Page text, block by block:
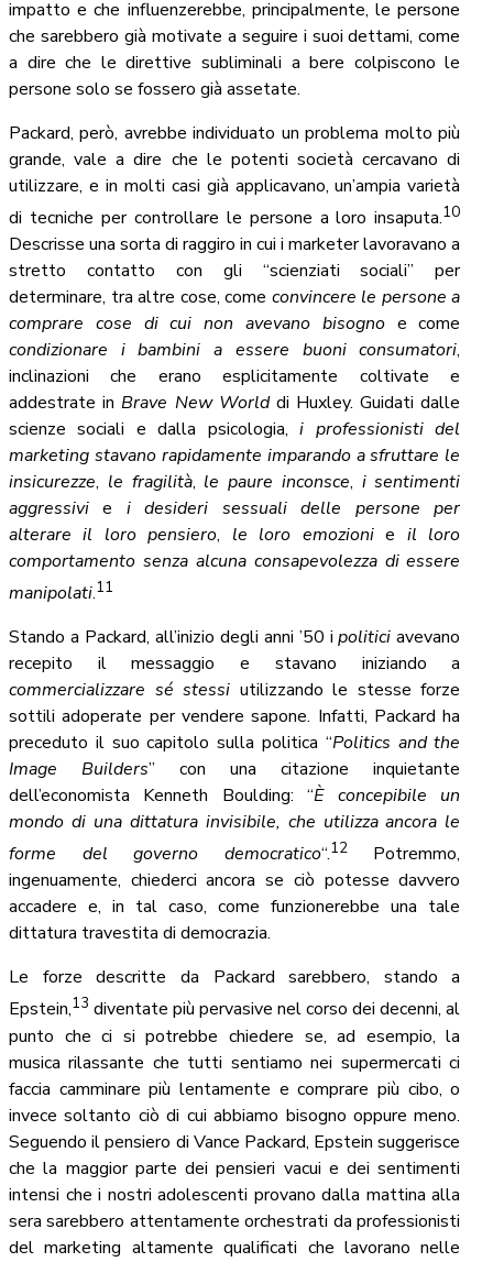
impatto e che influenzerebbe, principalmente, le persone
che sarebbero già motivate a seguire i suoi dettami, come
a dire che le direttive subliminali a bere colpiscono le
persone solo se fossero già assetate.
Packard, però, avrebbe individuato un problema molto più
grande, vale a dire che le potenti società cercavano di
utilizzare, e in molti casi già applicavano, un’ampia varietà
di tecniche per controllare le persone a loro insaputa.10
Descrisse una sorta di raggiro in cui i marketer lavoravano a
stretto contatto con gli “scienziati sociali” per
determinare, tra altre cose, come convincere le persone a
comprare cose di cui non avevano bisognoe come
condizionare i bambini a essere buoni consumatori,
inclinazioni che erano esplicitamente coltivate e
addestrate inBrave New Worlddi Huxley. Guidati dalle
scienze sociali e dalla psicologia,i professionisti del
marketing stavano rapidamente imparando a sfruttare le
insicurezze, le fragilità, le paure inconsce, i sentimenti
aggressivi e i desideri sessuali delle persone per
alterare il loro pensiero, le loro emozionie il loro
comportamento senza alcuna consapevolezza di essere
manipolati.11
Stando a Packard, all’inizio degli anni ’50 ipoliticiavevano
recepito il messaggio e stavano iniziando a
commercializzare sé stessi utilizzando le stesse forze
sottili adoperate per vendere sapone. Infatti, Packard ha
preceduto il suo capitolo sulla politica “Politics and the
Image Builders” con una citazione inquietante
dell’economista Kenneth Boulding: “È concepibile un
mondo di una dittatura invisibile, che utilizza ancora le
forme del governo democratico“.12Potremmo,
ingenuamente, chiederci ancora se ciò potesse davvero
accadere e, in tal caso, come funzionerebbe una tale
dittatura travestita di democrazia.
Le forze descritte da Packard sarebbero, stando a
Epstein,13 diventate più pervasive nel corso dei decenni, al
punto che ci si potrebbe chiedere se, ad esempio, la
musica rilassante che tutti sentiamo nei supermercati ci
faccia camminare più lentamente e comprare più cibo, o
invece soltanto ciò di cui abbiamo bisogno oppure meno.
Seguendo il pensiero di Vance Packard, Epstein suggerisce
che la maggior parte dei pensieri vacui e dei sentimenti
intensi che i nostri adolescenti provano dalla mattina alla
sera sarebbero attentamente orchestrati da professionisti
del marketing altamente qualificati che lavorano nelle